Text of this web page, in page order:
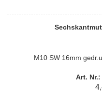
M10 SW 16mm
Art. Nr.: